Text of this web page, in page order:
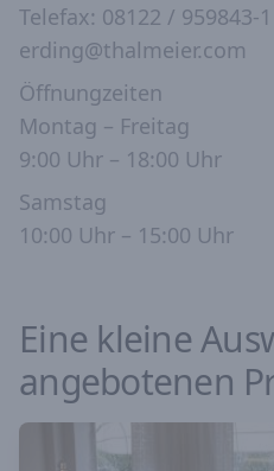
Telefax: 08122 / 959843-1
erding@thalmeier.com
Öffnungzeiten
Montag – Freitag
9:00 Uhr – 18:00 Uhr
Samstag
10:00 Uhr – 15:00 Uhr
Eine kleine
angebotenen